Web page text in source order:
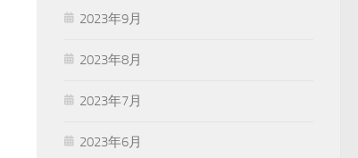
2023年9月
2023年8月
2023年7月
2023年6月